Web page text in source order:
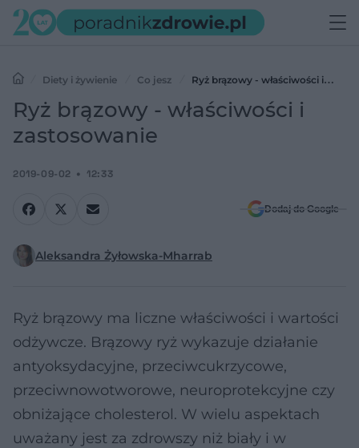
Diety i żywienie Co jesz
Ryż brązowy - właściwości i
zastosowanie
Ryż brązowy - właściwości i
zastosowanie
2019-09-02 12:33
Dodaj do Google
Aleksandra Żyłowska-Mharrab
Ryż brązowy ma liczne właściwości i wartości
odżywcze. Brązowy ryż wykazuje działanie
antyoksydacyjne, przeciwcukrzycowe,
przeciwnowotworowe, neuroprotekcyjne czy
obniżające cholesterol. W wielu aspektach
uważany jest za zdrowszy niż biały i w